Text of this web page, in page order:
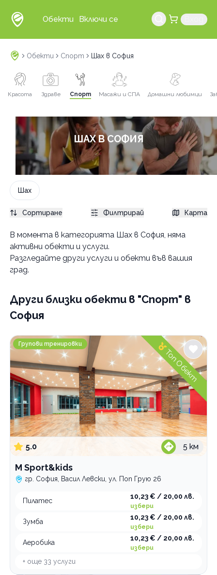
Обекти Включи се
Обекти Спорт Шах в София
Красота Здраве Спорт Масажи и СПА Домашни любимци
ШАХ В СОФИЯ
Шах
В момента в категорията Шах в София, няма
активни обекти и услуги.
Разгледайте други услуги и обекти във вашия
град.
Други близки обекти в "Спорт" в
София
M Sport&kids
Групови тренировки
5.0 5 км
M Sport&kids
гр. София, Васил Левски, ул. Поп Грую 26
Пилатес
10,23 € / 20,00 лв.
избери
Зумба
10,23 € / 20,00 лв.
избери
Аеробика
10,23 € / 20,00 лв.
избери
+ още 33 услуги
Топ Обект
Сортиране Филтрирай Карта
Шах
игра
Категории
Кондиционни тренировки
Групови тренировки
Шах
Бокс
Танци
Фитнес
Гимнастика
Катерене
Спортни лагери и програми
Спортна стрелба
Плуване
Тенис на корт
Зимни спортове
По домовете